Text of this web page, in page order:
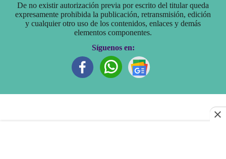
De no existir autorización previa por escrito del titular queda
expresamente prohibida la publicación, retransmisión, edición
y cualquier otro uso de los contenidos, enlaces y demás
elementos componentes.
Síguenos en: